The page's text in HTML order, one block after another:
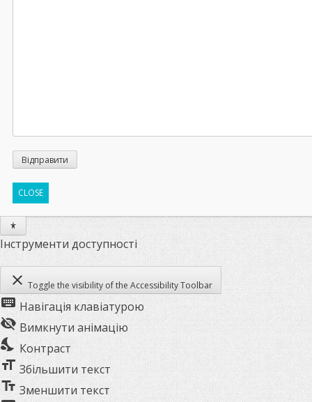
CLOSE
Інструменти доступності
close Toggle the visibility of the Accessibility Toolbar
keyboard Навігація клавіатурою
visibility_off Вимкнути анімацію
nights_stay Контраст
format_size Збільшити текст
text_fields Зменшити текст